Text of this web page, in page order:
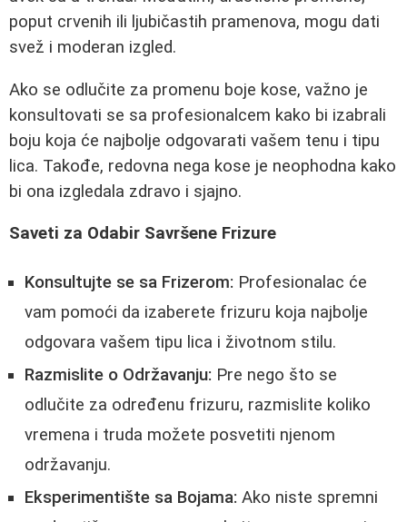
poput crvenih ili ljubičastih pramenova, mogu dati
svež i moderan izgled.
Ako se odlučite za promenu boje kose, važno je
konsultovati se sa profesionalcem kako bi izabrali
boju koja će najbolje odgovarati vašem tenu i tipu
lica. Takođe, redovna nega kose je neophodna kako
bi ona izgledala zdravo i sjajno.
Saveti za Odabir Savršene Frizure
Konsultujte se sa Frizerom: Profesionalac će
vam pomoći da izaberete frizuru koja najbolje
odgovara vašem tipu lica i životnom stilu.
Razmislite o Održavanju: Pre nego što se
odlučite za određenu frizuru, razmislite koliko
vremena i truda možete posvetiti njenom
održavanju.
Eksperimentište sa Bojama: Ako niste spremni